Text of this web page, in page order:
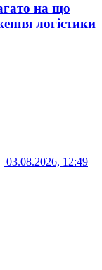
на що
логістики
03.08.2026, 12:49